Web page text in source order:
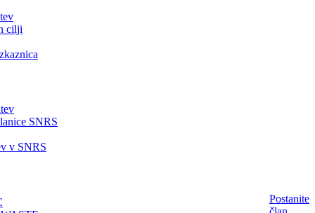
cilji
SNRS
v SNRS
Postanite